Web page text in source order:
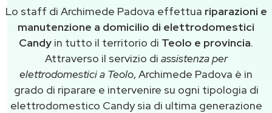
Lo staff di Archimede Padova effettua riparazioni e
manutenzione a domicilio di elettrodomestici
Candy in tutto il territorio di Teolo e provincia.
Attraverso il servizio di assistenza per
elettrodomestici a Teolo, Archimede Padova è in
grado di riparare e intervenire su ogni tipologia di
elettrodomestico Candy sia di ultima generazione